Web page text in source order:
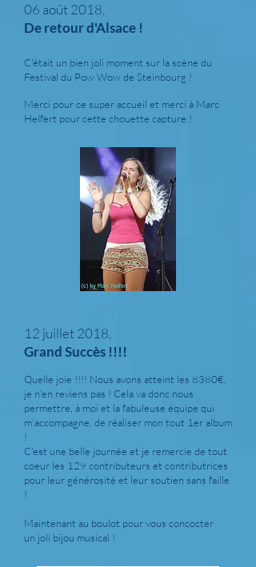
06 août 2018,
De retour d'Alsace !
C'était un bien joli moment sur la scène du
Festival du Pow Wow de Steinbourg !
Merci pour ce super accueil et merci à Marc
Helfert pour cette chouette capture !
12 juillet 2018,
Grand Succès !!!!
Quelle joie !!!! Nous avons atteint les 8380€,
je n'en reviens pas ! Cela va donc nous
permettre, à moi et la fabuleuse équipe qui
m'accompagne, de réaliser mon tout 1er album
!
C'est une belle journée et je remercie de tout
coeur les 129 contributeurs et contributrices
pour leur générosité et leur soutien sans faille
!
Maintenant au boulot pour vous concocter
un joli bijou musical !